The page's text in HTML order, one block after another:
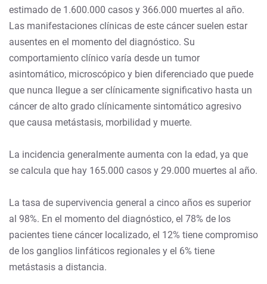
estimado de 1.600.000 casos y 366.000 muertes al año.
Las manifestaciones clínicas de este cáncer suelen estar
ausentes en el momento del diagnóstico. Su
comportamiento clínico varía desde un tumor
asintomático, microscópico y bien diferenciado que puede
que nunca llegue a ser clínicamente significativo hasta un
cáncer de alto grado clínicamente sintomático agresivo
que causa metástasis, morbilidad y muerte.
La incidencia generalmente aumenta con la edad, ya que
se calcula que hay 165.000 casos y 29.000 muertes al año.
La tasa de supervivencia general a cinco años es superior
al 98%. En el momento del diagnóstico, el 78% de los
pacientes tiene cáncer localizado, el 12% tiene compromiso
de los ganglios linfáticos regionales y el 6% tiene
metástasis a distancia.